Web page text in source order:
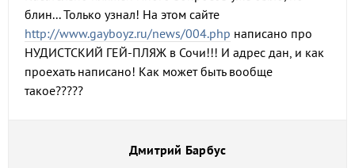
блин... Только узнал! На этом сайте
http://www.gayboyz.ru/news/004.php написано про
НУДИСТСКИЙ ГЕЙ-ПЛЯЖ в Сочи!!! И адрес дан, и как
проехать написано! Как может быть вообще
такое?????
Дмитрий Барбус